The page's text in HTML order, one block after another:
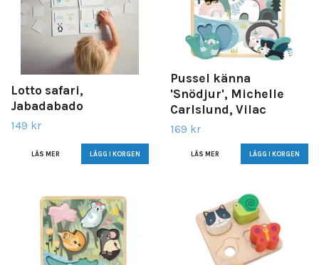
Lotto safari,
Jabadabado
149 kr
LÄS MER
Pussel känna
'Snödjur', Michelle
Carlslund, Vilac
169 kr
LÄS MER